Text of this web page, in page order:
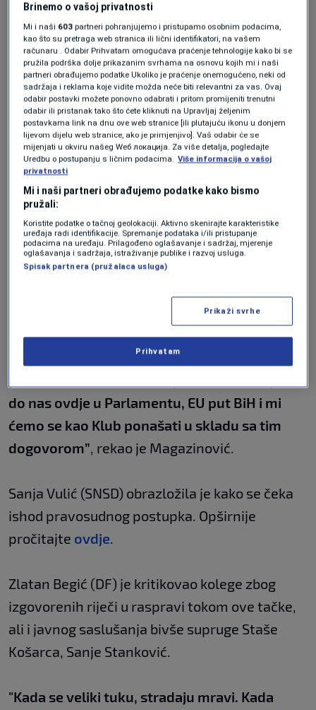
govorila o nasilju koje je, kako je navela, trpila
od svog bivšeg supruga te je zatražila zaštitu
institucija. U svojoj inicijativi naveli su da je u
BiH u posljednje dvije godine ubijeno više od 20
žena, a da institucije ne daju adekvatan
odgovor. Istakli su da zbog svega navedenog,
Staša košarac nije moralno prihvatljiva osoba
da bude na čelu ministarstva.
Ranije je SNSD povukao i zahtjev za smjenu
mijnistra odbrane Zukana Heleza. Kako je
rekao Saša Magazinović, to je dio dogovora
“To je dio dogovora da se ne bavimo
smjenama u Vijeću ministara BiH nego da se
do nas ovdje u Parlamentu, EU put BiH i mi
ćemo se kao Klub ponašati u skladu sa tim
dogovorom”, rekao je Magazinović.
Sanja Vulić (SNSD) obrazložila je kako se čeka
ishod pravosudnog postupka. Opširnije
pročitajte ovdje.
Zlatan Begić (DF) je kritikovao kolege zbog
izgovorenih riječi u raspravi tokom ove tačke,
ali i javnog saslušanja bivše supruge Staše
Košarca, Sanje Stanković.
"Kada se veliki tuku, stradaju mravi. Kada
Brinemo o vašoj privatnosti
Mi i naši 603 partneri pohranjujemo i pristupamo osobnim podacima,
kao što su pretraga web stranica ili lični identifikatori, na vašem
računaru . Odabir Prihvatam omogućava praćenje tehnologije kako bi se
pružila podrška dolje prikazanim svrhama na osnovu kojih mi i naši
partneri obrađujemo podatke Ukoliko je praćenje onemogućeno, neki od
sadržaja i reklama koje vidite možda neće biti relevantni za vas. Ovaj
odabir postavki možete ponovno odabrati i pritom promijeniti trenutni
odabir ili pristanak tako što ćete kliknuti na Upravljaj željenim
postavkama link na dnu ove web stranice [ili plutajuću ikonu u donjem
lijevom dijelu web stranice, ako je primjenjivo]. Vaš odabir će se
mijenjati u okviru našeg Wеб локација. Za više detalja, pogledajte
Uredbu o postupanju s ličnim podacima. Više informacija o vašoj
privatnosti
Mi i naši partneri obrađujemo podatke kako bismo
pružali:
Koristite podatke o tačnoj geolokaciji. Aktivno skenirajte karakteristike
uređaja radi identifikacije. Spremanje podataka i/ili pristupanje
podacima na uređaju. Prilagođeno oglašavanje i sadržaj, mjerenje
oglašavanja i sadržaja, istraživanje publike i razvoj usluga.
Spisak partnera (pružalaca usluga)
Prikaži svrhe
Prihvatam